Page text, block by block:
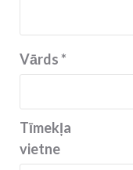
Vārds*
Tīmekļa
vietne